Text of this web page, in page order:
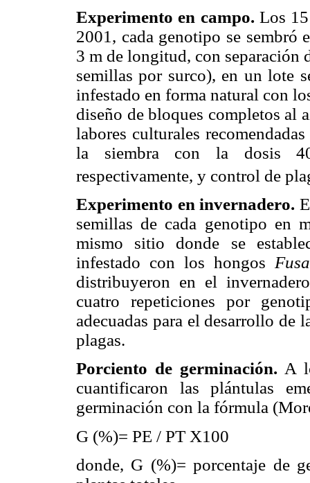
Experimento en campo. Los
2001, cada genotipo se sembró
3 m de longitud, con separación
semillas por surco), en un lote
infestado en forma natural con
diseño de bloques completos al
labores culturales
la siembra con la dosis
respectivamente, y control de
Experimento en invernadero.
semillas de cada genotipo en
mismo sitio donde se
infestado con los hongos
distribuyeron en el
cuatro repeticiones por
adecuadas para el desarrollo
plagas.
Porciento de germinación.A
cuantificaron las plántulas
germinación con la fórmula
G (%)= PE / PT X100
donde, G (%)= porcentaje de